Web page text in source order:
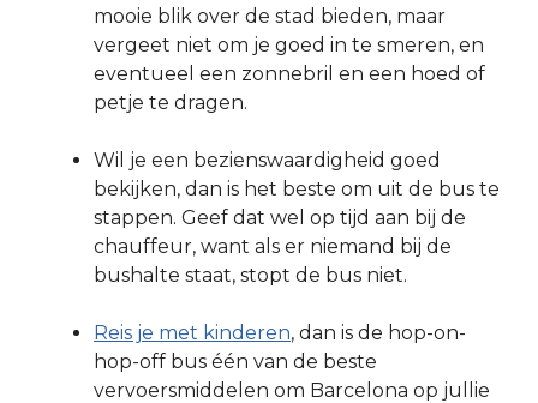
mooie blik over de stad bieden, maar
vergeet niet om je goed in te smeren, en
eventueel een zonnebril en een hoed of
petje te dragen.
Wil je een bezienswaardigheid goed
bekijken, dan is het beste om uit de bus te
stappen. Geef dat wel op tijd aan bij de
chauffeur, want als er niemand bij de
bushalte staat, stopt de bus niet.
Reis je met kinderen, dan is de hop-on-
hop-off bus één van de beste
vervoersmiddelen om Barcelona op jullie